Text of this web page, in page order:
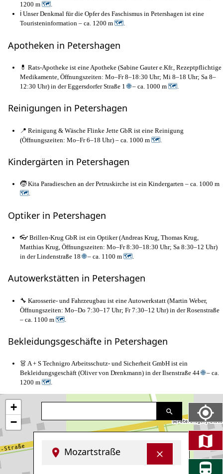
1200 m 🗺.
ℹ️ Unser Denkmal für die Opfer des Faschismus in Petershagen ist eine
Touristeninformation – ca. 1200 m 🗺.
Apotheken in Petershagen
💊 Rats-Apotheke ist eine Apotheke (Sabine Gauter e.Kfr., Rezeptpflichtige
Medikamente, Öffnungszeiten: Mo–Fr 8–18:30 Uhr; Mi 8–18 Uhr; Sa 8–
12:30 Uhr) in der Eggersdorfer Straße 1🌐– ca. 1000 m 🗺
Reinigungen in Petershagen
📍 Reinigung & Wäsche Flinke Jette GbR ist eine Reinigung
(Öffnungszeiten: Mo–Fr 6–18 Uhr) – ca. 1000 m 🗺
Kindergärten in Petershagen
🧒 Kita Paradieschen an der Petruskirche ist ein Kindergarten – ca. 1000 m
🗺.
Optiker in Petershagen
👓 Brillen-Krug GbR ist ein Optiker (Andreas Krug, Thomas Krug,
Matthias Krug, Öffnungszeiten: Mo–Fr 8:30–18:30 Uhr; Sa 8:30–12 Uhr)
in der Lindenstraße 18🌐– ca. 1100 m 🗺
Autowerkstätten in Petershagen
🔧 Karosserie- und Fahrzeugbau ist eine Autowerkstatt (Martin Weber,
Öffnungszeiten: Mo–Do 7:30–17 Uhr; Fr 7:30–12 Uhr) in der Rosenstraße
– ca. 1100 m 🗺
Bekleidungsgeschäfte in Petershagen
👗 A + S Technigro Arbeitsschutz- und Sicherheit GmbH ist ein
Bekleidungsgeschäft (Oliver von Drenkmann) in der Ilsenstraße 44🌐– ca.
1200 m 🗺.
Mozartstraße
+
−